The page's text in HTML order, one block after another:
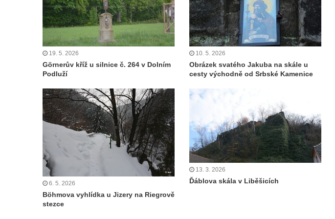
Skála Hrbolec (Piklštejn) u Rybniště
Skalní brána u Milštejna
Boreč
Lenešický Chlum
Jeskyně Wildbrethöhle
Kleiner Zschirnstein
Jeskyně na Slánské hoře ve Slaném
Čertovo kopyto u Jezdecké cesty nad
Tuhnicemi v Karlových Varech
Vyhlídka Muchomůrka na Hostibejku v
Kralupech nad Vltavou
Vyhlídkový altán na Hostibejku v Kralupech
19. 5. 2026
Görnerův kříž u silnice č. 264 v Dolním
Podluží
10. 5. 2026
Obrázek svatého Jakuba na skále u
cesty východně od Srbské Kamenice
6. 5. 2026
Böhmova vyhlídka u Jizery na Riegrově
stezce
13. 3. 2026
Ďáblova skála v Liběšicích